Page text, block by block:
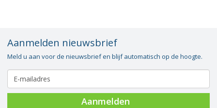
Aanmelden nieuwsbrief
Meld u aan voor de nieuwsbrief en blijf automatisch op de hoogte.
Aanmelden